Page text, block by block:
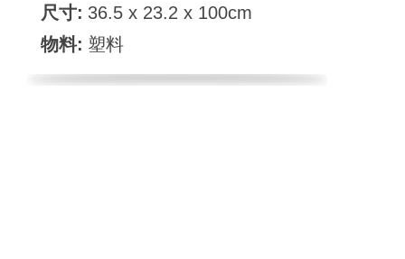
尺寸: 36.5 x 23.2 x 100cm
物料: 塑料